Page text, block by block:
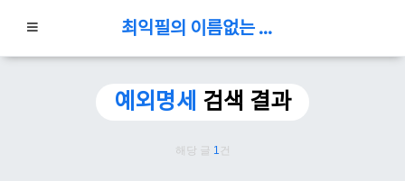
최익필의 이름없는 블로그
예외명세 검색 결과
해당 글 1 건